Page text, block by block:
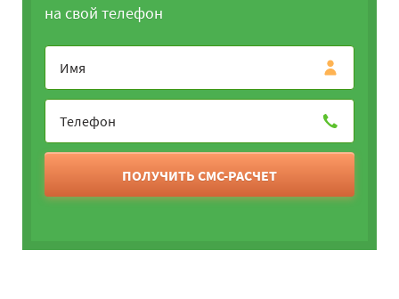
на свой телефон
ПОЛУЧИТЬ СМС-РАСЧЕТ